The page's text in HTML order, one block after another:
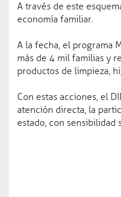
Facebook
Conoce Coahuila
A través de este
economía familiar.
A la fecha, el programa
más de 4 mil familias y
productos de limpieza,
Con estas acciones, el
atención directa, la
estado, con sensibilidad